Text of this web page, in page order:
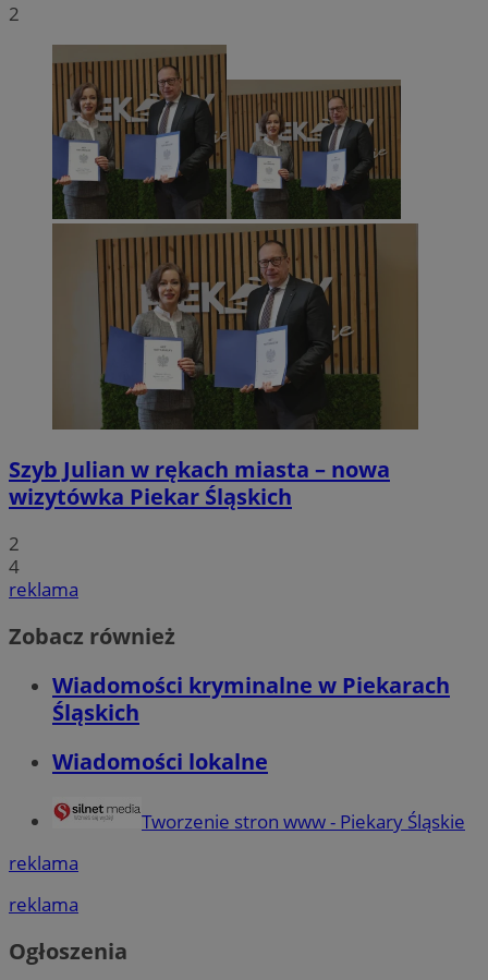
2
Szyb Julian w rękach miasta – nowa
wizytówka Piekar Śląskich
2
4
reklama
Zobacz również
Wiadomości kryminalne w Piekarach
Śląskich
Wiadomości lokalne
Tworzenie stron www - Piekary Śląskie
reklama
reklama
Ogłoszenia